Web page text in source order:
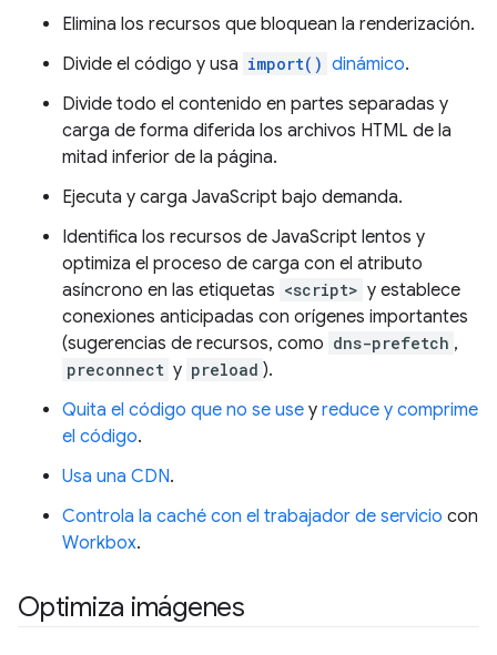
Elimina los recursos que bloquean la renderización.
Divide el código y usa import() dinámico.
Divide todo el contenido en partes separadas y
carga de forma diferida los archivos HTML de la
mitad inferior de la página.
Ejecuta y carga JavaScript bajo demanda.
Identifica los recursos de JavaScript lentos y
optimiza el proceso de carga con el atributo
asíncrono en las etiquetas <script> y establece
conexiones anticipadas con orígenes importantes
(sugerencias de recursos, como dns-prefetch ,
preconnect y preload ).
Quita el código que no se use y reduce y comprime
el código.
Usa una CDN.
Controla la caché con el trabajador de servicio con
Workbox.
Optimiza imágenes